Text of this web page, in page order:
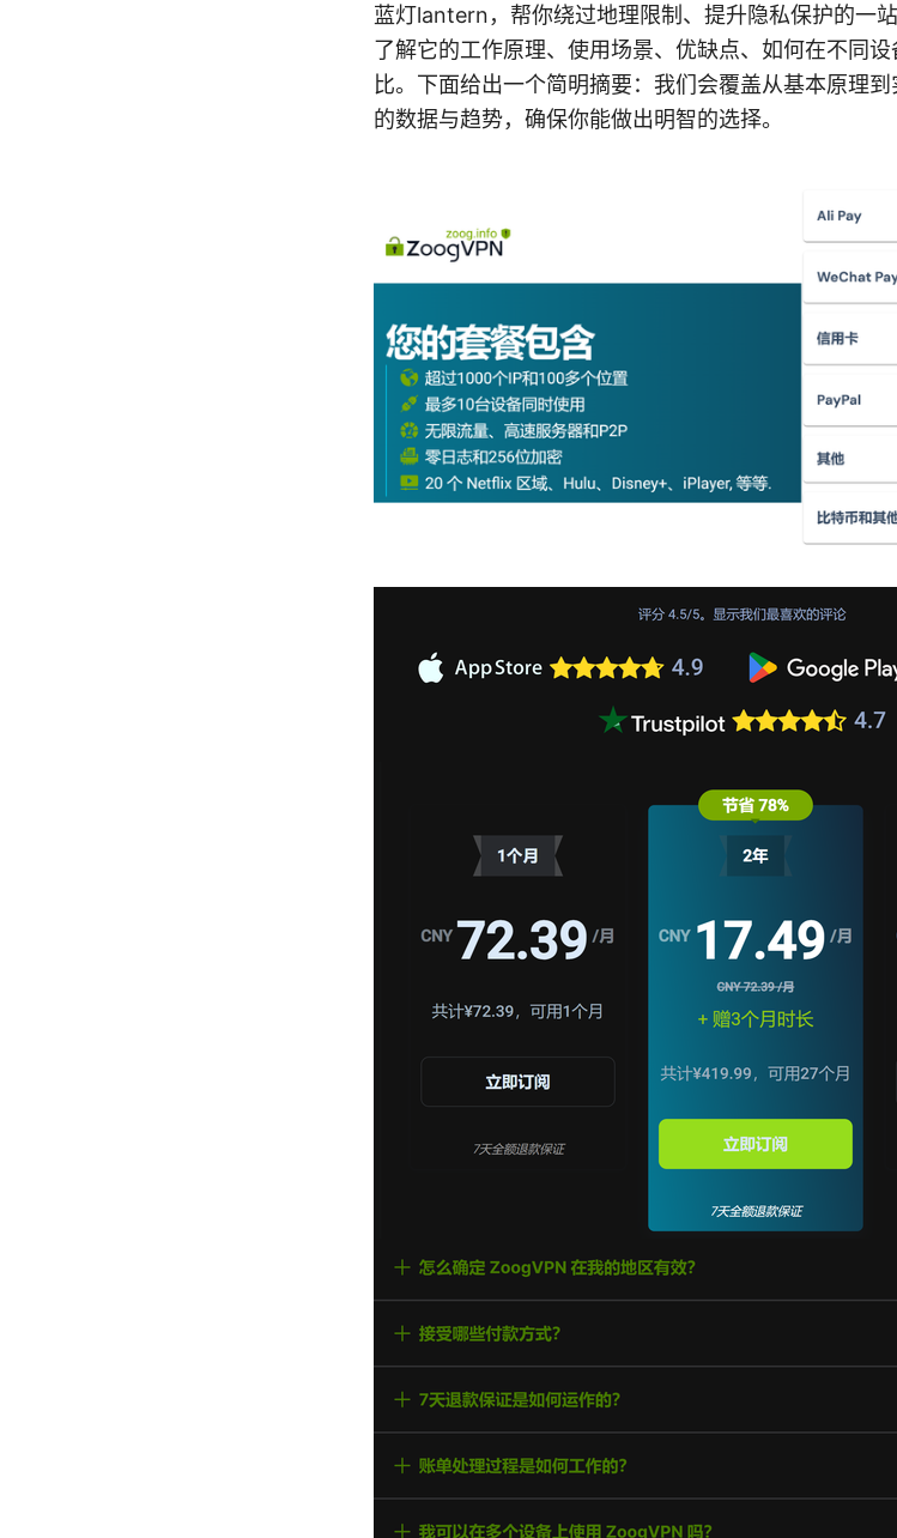
蓝灯lantern，帮你绕过地理限制、提升隐私保护的一
了解它的工作原理、使用场景、优缺点、如何在不同
比。下面给出一个简明摘要：我们会覆盖从基本原理
的数据与趋势，确保你能做出明智的选择。